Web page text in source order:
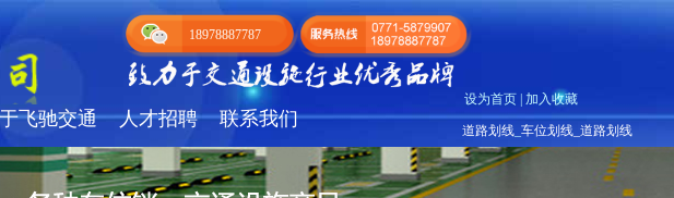
飞驰交通 人才招聘 联系我们
道路划线 车位划线 道路划线
设为首页 加入收藏
18978887787